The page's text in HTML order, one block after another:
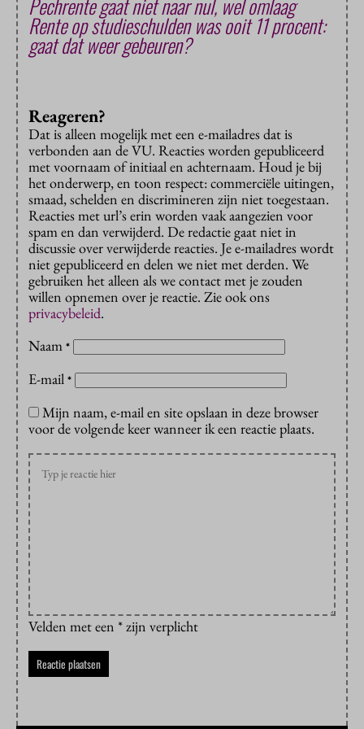
Rente op studieschulden was ooit 11 procent:
gaat dat weer gebeuren?
Reageren?
Dat is alleen mogelijk met een e-mailadres dat is
verbonden aan de VU. Reacties worden gepubliceerd
met voornaam of initiaal en achternaam. Houd je bij
het onderwerp, en toon respect: commerciële uitingen,
smaad, schelden en discrimineren zijn niet toegestaan.
Reacties met url’s erin worden vaak aangezien voor
spam en dan verwijderd. De redactie gaat niet in
discussie over verwijderde reacties. Je e-mailadres wordt
niet gepubliceerd en delen we niet met derden. We
gebruiken het alleen als we contact met je zouden
willen opnemen over je reactie. Zie ook ons
privacybeleid.
Naam *
E-mail *
Mijn naam, e-mail en site opslaan in deze browser
voor de volgende keer wanneer ik een reactie plaats.
Velden met een * zijn verplicht